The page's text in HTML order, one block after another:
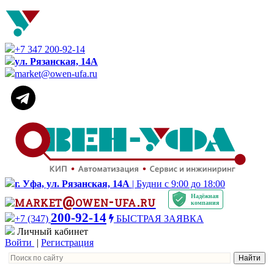
+7 347 200-92-14
ул. Рязанская, 14А
market@owen-ufa.ru
г. Уфа, ул. Рязанская, 14А | Будни с 9:00 до 18:00
market@owen-ufa.ru
Надёжная
компания
+7 (347) 200-92-14
БЫСТРАЯ ЗАЯВКА
Личный кабинет
Войти | Регистрация